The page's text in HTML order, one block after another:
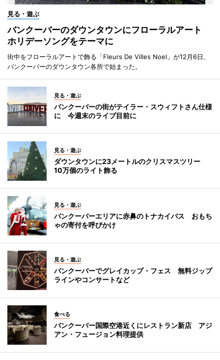
見る・遊ぶ
バンクーバーのダウンタウンにフローラルアート
ホリデーソングをテーマに
街中をフローラルアートで飾る「Fleurs De Villes Noel」が12月6日、
バンクーバーのダウンタウン各所で始まった。
見る・遊ぶ
バンクーバーの街がテイラー・スウィフトさん仕様
に 今週末のライブ目前に
見る・遊ぶ
ダウンタウンに23メートルのクリスマスツリー
10万個のライト飾る
見る・遊ぶ
バンクーバーエリアに赤鼻のトナカイバス おもち
ゃの寄付を呼びかけ
見る・遊ぶ
バンクーバーでグレイカップ・フェス 無料ジップ
ラインやコンサートなど
食べる
バンクーバー国際空港近くにレストラン新店 アジ
アン・フュージョン料理提供